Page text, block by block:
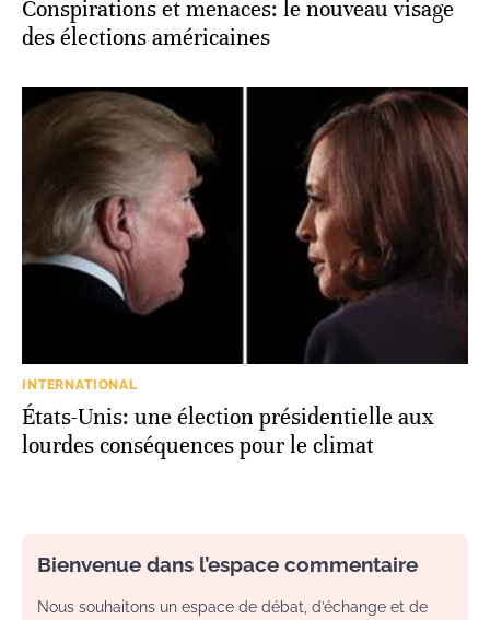
Conspirations et menaces: le nouveau visage
des élections américaines
INTERNATIONAL
États-Unis: une élection présidentielle aux
lourdes conséquences pour le climat
Bienvenue dans l’espace commentaire
Nous souhaitons un espace de débat, d’échange et de